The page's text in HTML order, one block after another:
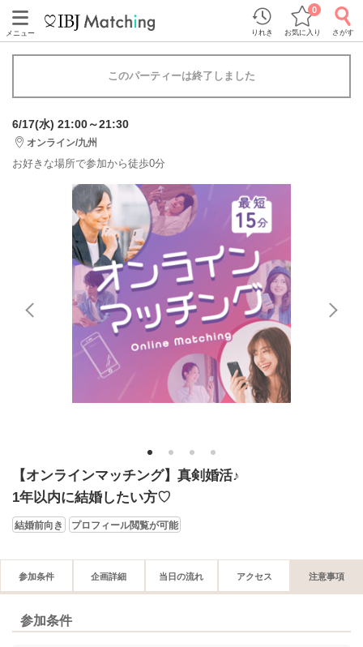
メニュー りれき お気に入り
0
さがす
このパーティーは終了しました
6/17(水) 21:00～21:30
オンライン/九州
お好きな場所で参加から徒歩0分
1 2 3 4
【オンラインマッチング】真剣婚活♪
1年以内に結婚したい方♡
結婚前向き プロフィール閲覧が可能
参加条件 企画詳細 当日の流れ アクセス 注意事項
参加条件